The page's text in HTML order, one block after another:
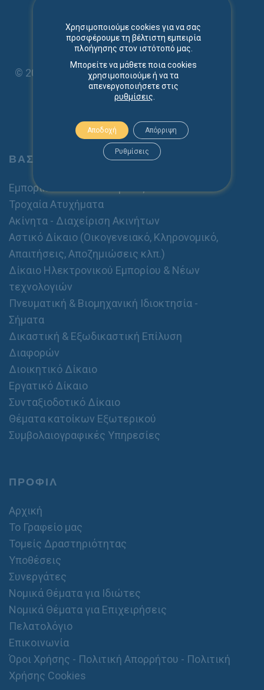
© 2024 - spiliopouloslaw.com
ΒΑΣΙΚΕΣ ΥΠΗΡΕΣΙΕΣ
Εμπορικό Δίκαιο - Εταιρείες
Τροχαία Ατυχήματα
Ακίνητα - Διαχείριση Ακινήτων
Αστικό Δίκαιο (Οικογενειακό, Κληρονομικό,
Απαιτήσεις, Αποζημιώσεις κλπ.)
Δίκαιο Ηλεκτρονικού Εμπορίου & Νέων
τεχνολογιών
Πνευματική & Βιομηχανική Ιδιοκτησία -
Σήματα
Δικαστική & Εξωδικαστική Επίλυση
Διαφορών
Διοικητικό Δίκαιο
Εργατικό Δίκαιο
Συνταξιοδοτικό Δίκαιο
Θέματα κατοίκων Εξωτερικού
Συμβολαιογραφικές Υπηρεσίες
ΠΡΟΦΙΛ
Αρχική
Το Γραφείο μας
Τομείς Δραστηριότητας
Υποθέσεις
Συνεργάτες
Νομικά Θέματα για Ιδιώτες
Νομικά Θέματα για Επιχειρήσεις
Πελατολόγιο
Επικοινωνία
Όροι Χρήσης - Πολιτική Απορρήτου - Πολιτική
Χρήσης Cookies
Χρησιμοποιούμε cookies για να σας
προσφέρουμε τη βέλτιστη εμπειρία
πλοήγησης στον ιστότοπό μας.
Μπορείτε να μάθετε ποια cookies
χρησιμοποιούμε ή να τα
απενεργοποιήσετε στις
ρυθμίσεις
Αποδοχή Απόρριψη
Ρυθμίσεις